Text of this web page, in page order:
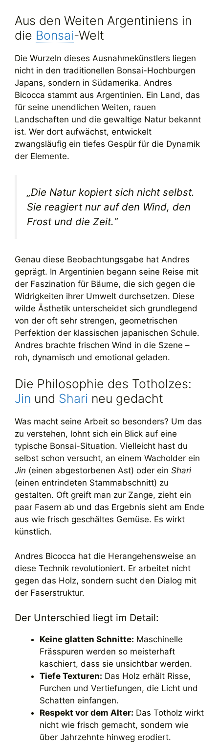
Aus den Weiten Argentiniens in
die Bonsai-Welt
Die Wurzeln dieses Ausnahmekünstlers liegen
nicht in den traditionellen Bonsai-Hochburgen
Japans, sondern in Südamerika. Andres
Bicocca stammt aus Argentinien. Ein Land, das
für seine unendlichen Weiten, rauen
Landschaften und die gewaltige Natur bekannt
ist. Wer dort aufwächst, entwickelt
zwangsläufig ein tiefes Gespür für die Dynamik
der Elemente.
„Die Natur kopiert sich nicht selbst.
Sie reagiert nur auf den Wind, den
Frost und die Zeit.“
Genau diese Beobachtungsgabe hat Andres
geprägt. In Argentinien begann seine Reise mit
der Faszination für Bäume, die sich gegen die
Widrigkeiten ihrer Umwelt durchsetzen. Diese
wilde Ästhetik unterscheidet sich grundlegend
von der oft sehr strengen, geometrischen
Perfektion der klassischen japanischen Schule.
Andres brachte frischen Wind in die Szene –
roh, dynamisch und emotional geladen.
Die Philosophie des Totholzes:
Jin und Shari neu gedacht
Was macht seine Arbeit so besonders? Um das
zu verstehen, lohnt sich ein Blick auf eine
typische Bonsai-Situation. Vielleicht hast du
selbst schon versucht, an einem Wacholder ein
Jin (einen abgestorbenen Ast) oder ein Shari
(einen entrindeten Stammabschnitt) zu
gestalten. Oft greift man zur Zange, zieht ein
paar Fasern ab und das Ergebnis sieht am Ende
aus wie frisch geschältes Gemüse. Es wirkt
künstlich.
Andres Bicocca hat die Herangehensweise an
diese Technik revolutioniert. Er arbeitet nicht
gegen das Holz, sondern sucht den Dialog mit
der Faserstruktur.
Der Unterschied liegt im Detail:
Keine glatten Schnitte: Maschinelle
Frässpuren werden so meisterhaft
kaschiert, dass sie unsichtbar werden.
Tiefe Texturen: Das Holz erhält Risse,
Furchen und Vertiefungen, die Licht und
Schatten einfangen.
Respekt vor dem Alter: Das Totholz wirkt
nicht wie frisch gemacht, sondern wie
über Jahrzehnte hinweg erodiert.